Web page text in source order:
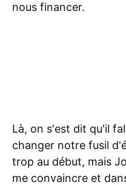
nous financer.
Là, on s'est dit qu'il
changer notre fusil
trop au début, mais
me convaincre et